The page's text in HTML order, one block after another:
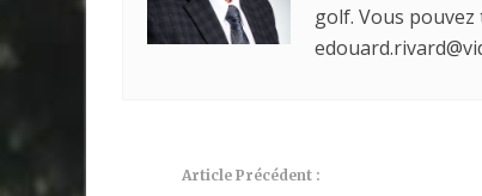
golf. Vous
Article Précédent :